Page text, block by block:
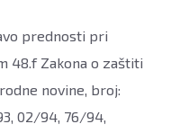
prednosti pri
48.f Zakona o zaštiti
novine, broj:
02/94, 76/94,